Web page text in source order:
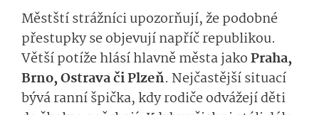
Městští strážníci upozorňují, že podobné
přestupky se objevují napříč republikou.
Větší potíže hlásí hlavně města jakoPraha,
Brno, Ostrava či Plzeň. Nejčastější situací
bývá ranní špička, kdy rodiče odvážejí děti